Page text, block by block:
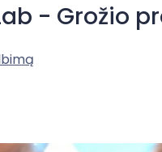
- Grožio